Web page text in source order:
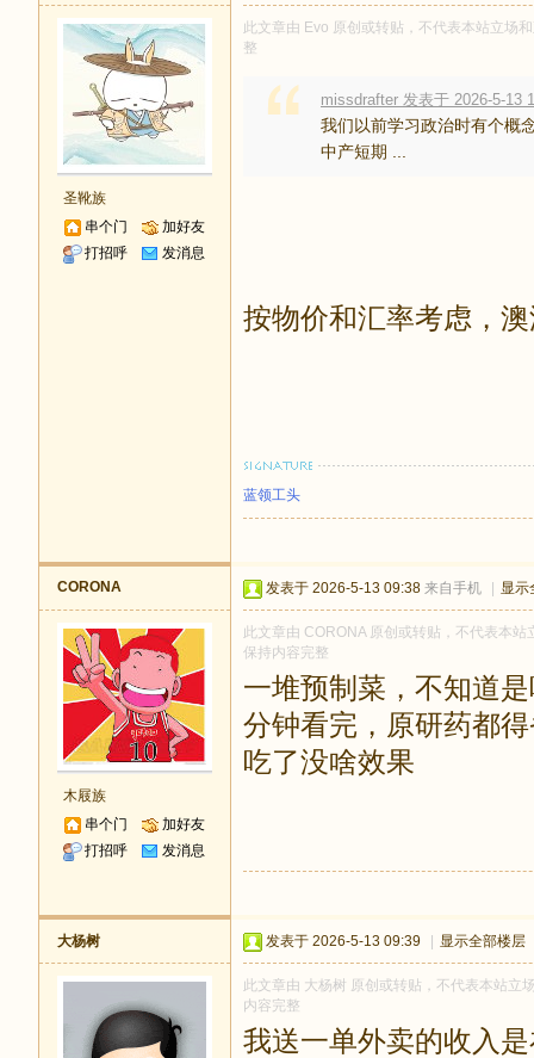
圣靴族
串个门
加好友
打招呼
发消息
此文章由 Evo 原创或转贴，不代表本站立场
整
missdrafter 发表于 2026-5-13
我们以前学习政治时有个概
中产短期 ...
按物价和汇率考虑，
蓝领工头
CORONA
木屐族
串个门
加好友
打招呼
发消息
发表于 2026-5-13 09:38 来自手机 显示
此文章由 CORONA 原创或转贴，不代表本
保持内容完整
一堆预制菜，不知道
分钟看完，原研药都
吃了没啥效果
大杨树 发表于 2026-5-13 09:39 显示全部楼层
此文章由 大杨树 原创或转贴，不代表本站立
内容完整
我送一单外卖的收入